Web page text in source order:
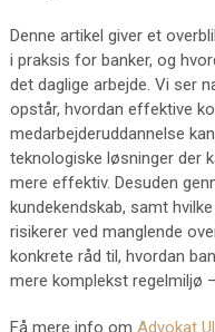
Denne artikel giver et
i praksis for banker, og
det daglige arbejde. Vi ser
opstår, hvordan effektive
medarbejderuddannelse
teknologiske løsninger der
mere effektiv. Desuden
kundekendskab, samt
risikerer ved manglende
konkrete råd til, hvordan
mere komplekst regelmiljø
Få mere info om Advokat